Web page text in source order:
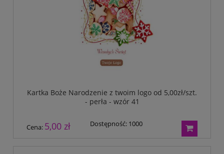
Kartka Boże Narodzenie z twoim logo od 5,00zł/szt.
- perła - wzór 41
Cena: 5,00 zł Dostępność: 1000